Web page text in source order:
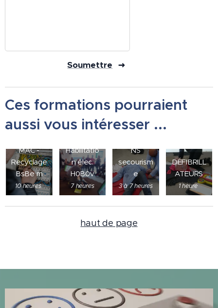
Soumettre
Ces formations pourraient
aussi vous intéresser ...
MAC -
Recyclage
BsBe m
10 heures
Habilitatio
n élec.
H0B0v
7 heures
NS
secourism
e
3 à 7 heures
DÉFIBRILL
ATEURS
1 heure
haut de page